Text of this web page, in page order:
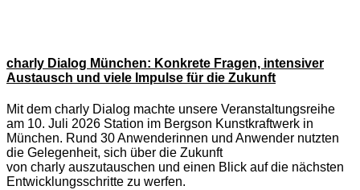
charly Dialog München: Konkrete Fragen, intensiver
Austausch und viele Impulse für die Zukunft
Mit dem charly Dialog machte unsere Veranstaltungsreihe
am 10. Juli 2026 Station im Bergson Kunstkraftwerk in
München. Rund 30 Anwenderinnen und Anwender nutzten
die Gelegenheit, sich über die Zukunft
von charly auszutauschen und einen Blick auf die nächsten
Entwicklungsschritte zu werfen.